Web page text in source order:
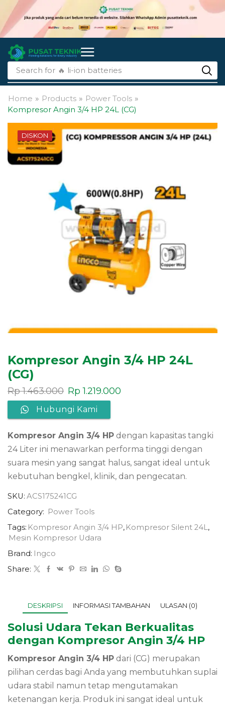
Search for 🔥 li-ion batteries
Home » Products » Power Tools »
Kompresor Angin 3/4 HP 24L (CG)
DISKON
Kompresor Angin 3/4 HP 24L
(CG)
Rp1.463.000 Rp 1.219.000
Hubungi Kami
Kompresor Angin 3/4 HP dengan kapasitas tangki
24 Liter ini menawarkan performa tinggi dengan
suara mesin yang sangat halus, sangat ideal untuk
kebutuhan bengkel, klinik, dan pengecatan.
SKU: ACS175241CG
Category: Power Tools
Tags: Kompresor Angin 3/4 HP, Kompresor Silent 24L,
Mesin Kompresor Udara
Brand: Ingco
Share:
DESKRIPSI INFORMASI TAMBAHAN ULASAN (0)
Solusi Udara Tekan Berkualitas
dengan Kompresor Angin 3/4 HP
Kompresor Angin 3/4 HP dari (CG) merupakan
pilihan cerdas bagi Anda yang membutuhkan suplai
udara stabil namun tetap mengutamakan
ketenangan kerja. Produk ini sangat ideal untuk